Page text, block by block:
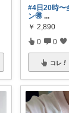
#4日20時〜
ン🉐 ...
￥ 2,890
0 0
コレ